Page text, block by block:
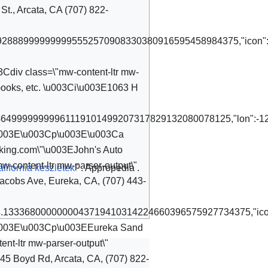
Arcata, CA (707) 822-
class=\"mw-content-ltr mw-
etc. \u003Ci\u003E1063 H
Auto
content-ltr mw-parser-output\"
Ave, Eureka, CA, (707) 443-
Sand
ltr mw-parser-output\"
Boyd Rd, Arcata, CA, (707) 822-
készletek". Appropedia .